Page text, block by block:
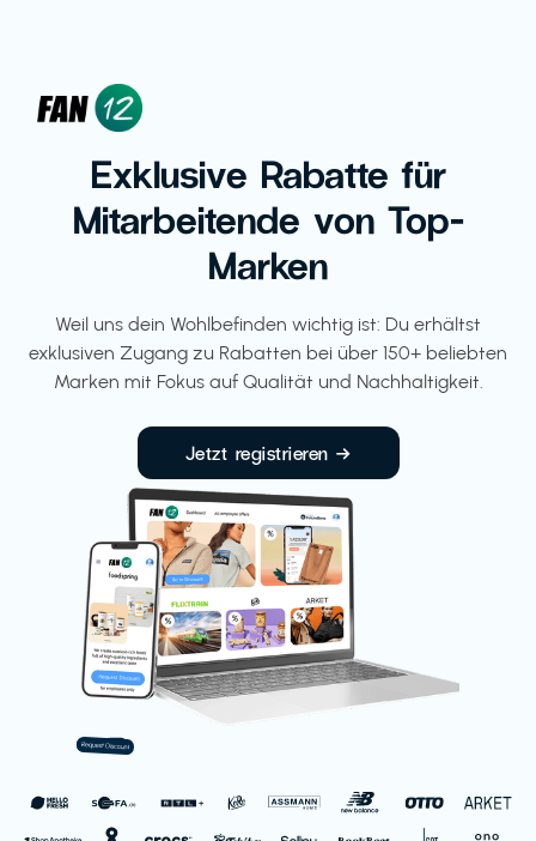
Exklusive Rabatte für
Mitarbeitende von Top-
Marken
Weil uns dein Wohlbefinden wichtig ist: Du erhältst
exklusiven Zugang zu Rabatten bei über 150+ beliebten
Marken mit Fokus auf Qualität und Nachhaltigkeit.
Jetzt registrieren →